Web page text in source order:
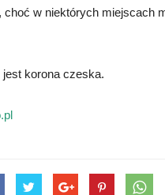
choć w niektórych miejscach
korona czeska.